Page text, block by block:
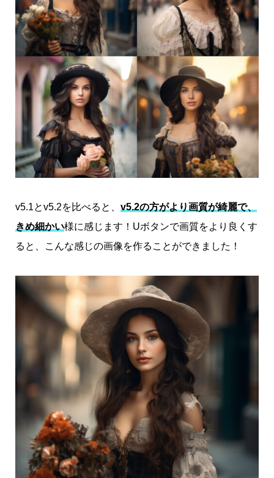
v5.1とv5.2を比べると、 v5.2の方がより画質が綺麗で、
きめ細かい様に感じます！Uボタンで画質をより良くす
ると、こんな感じの画像を作ることができました！